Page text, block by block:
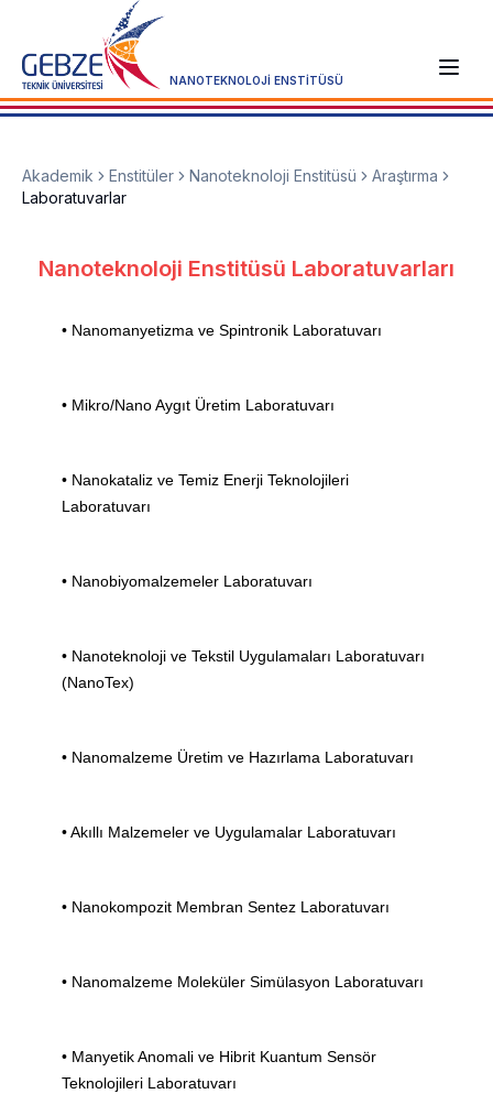
NANOTEKNOLOJİ ENSTİTÜSÜ
Akademik Enstitüler Nanoteknoloji Enstitüsü
Araştırma
Laboratuvarlar
Nanoteknoloji Enstitüsü Laboratuvarları
• Nanomanyetizma ve Spintronik Laboratuvarı
• Mikro/Nano Aygıt Üretim Laboratuvarı
• Nanokataliz ve Temiz Enerji Teknolojileri
Laboratuvarı
• Nanobiyomalzemeler Laboratuvarı
• Nanoteknoloji ve Tekstil Uygulamaları Laboratuvarı
(NanoTex)
• Nanomalzeme Üretim ve Hazırlama Laboratuvarı
•Akıllı Malzemeler ve Uygulamalar Laboratuvarı
• Nanokompozit Membran Sentez Laboratuvarı
• Nanomalzeme Moleküler Simülasyon Laboratuvarı
• Manyetik Anomali ve Hibrit Kuantum Sensör
Teknolojileri Laboratuvarı